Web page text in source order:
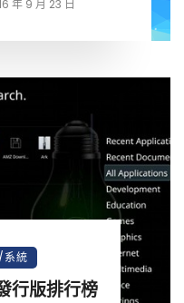
年 9 月 23 日
系統
行版排行榜